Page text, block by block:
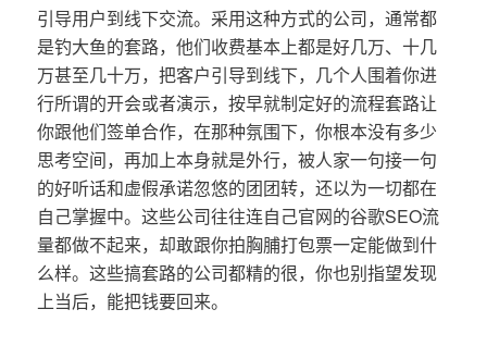
引导用户到线下交流。采用这种方式的公司，通常都
是钓大鱼的套路，他们收费基本上都是好几万、十几
万甚至几十万，把客户引导到线下，几个人围着你进
行所谓的开会或者演示，按早就制定好的流程套路让
你跟他们签单合作，在那种氛围下，你根本没有多少
思考空间，再加上本身就是外行，被人家一句接一句
的好听话和虚假承诺忽悠的团团转，还以为一切都在
自己掌握中。这些公司往往连自己官网的谷歌SEO流
量都做不起来，却敢跟你拍胸脯打包票一定能做到什
么样。这些搞套路的公司都精的很，你也别指望发现
上当后，能把钱要回来。